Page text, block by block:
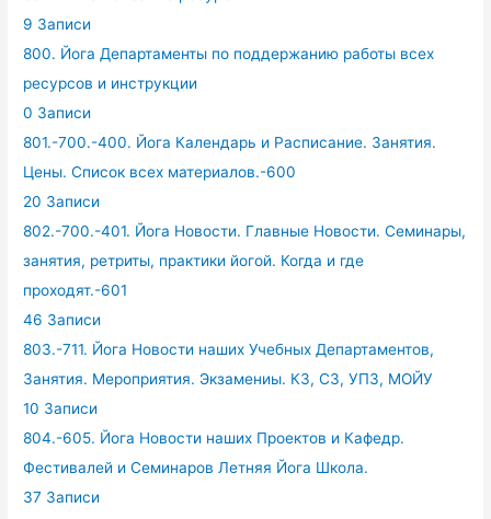
9 Записи
800. Йога Департаменты по поддержанию работы всех
ресурсов и инструкции
0 Записи
801.-700.-400. Йога Календарь и Расписание. Занятия.
Цены. Список всех материалов.-600
20 Записи
802.-700.-401. Йога Новости. Главные Новости. Семинары,
занятия, ретриты, практики йогой. Когда и где
проходят.-601
46 Записи
803.-711. Йога Новости наших Учебных Департаментов,
Занятия. Мероприятия. Экзамениы. КЗ, СЗ, УПЗ, МОЙУ
10 Записи
804.-605. Йога Новости наших Проектов и Кафедр.
Фестивалей и Семинаров Летняя Йога Школа.
37 Записи